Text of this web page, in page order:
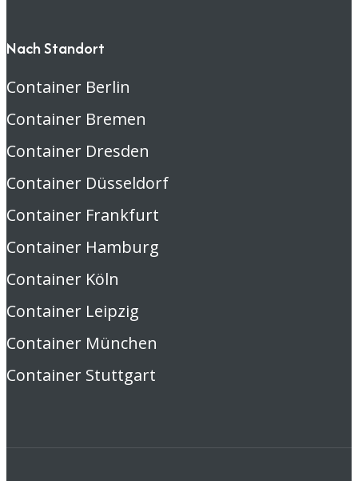
Nach Standort
Container Berlin
Container Bremen
Container Dresden
Container Düsseldorf
Container Frankfurt
Container Hamburg
Container Köln
Container Leipzig
Container München
Container Stuttgart